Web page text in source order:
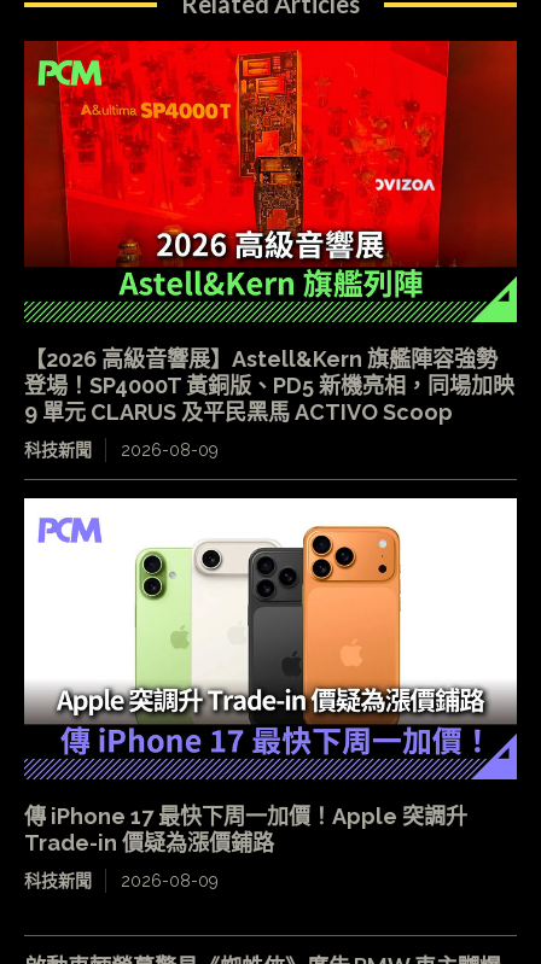
【2026 高級音響展】Astell&Kern 旗艦陣容強勢
登場！SP4000T 黃銅版、PD5 新機亮相，同場加映
9 單元 CLARUS 及平民黑馬 ACTIVO Scoop
科技新聞 2026-08-09
傳 iPhone 17 最快下周一加價！Apple 突調升
Trade-in 價疑為漲價鋪路
科技新聞 2026-08-09